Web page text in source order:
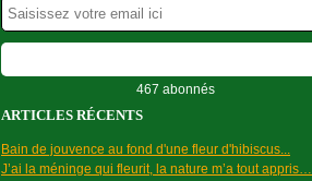
467 abonnés
ARTICLES RÉCENTS
Bain de jouvence au fond d'une fleur d'hibiscus...
J’ai la méninge qui fleurit, la nature m’a tout appris…